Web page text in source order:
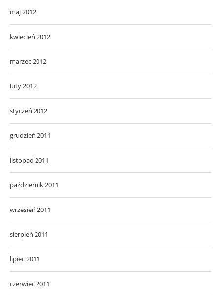
maj 2012
kwiecień 2012
marzec 2012
luty 2012
styczeń 2012
grudzień 2011
listopad 2011
październik 2011
wrzesień 2011
sierpień 2011
lipiec 2011
czerwiec 2011